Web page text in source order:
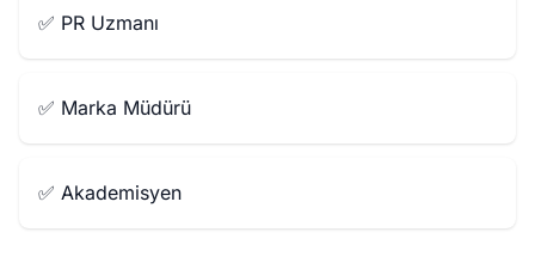
✅ PR Uzmanı
✅ Marka Müdürü
✅ Akademisyen